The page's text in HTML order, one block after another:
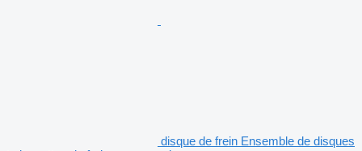
disque de frein Ensemble de disques